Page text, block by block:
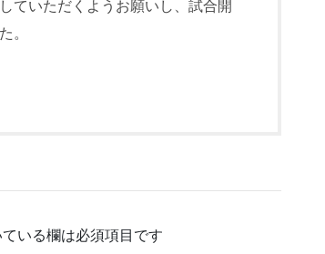
ていただくようお願いし、試合開
。
いる欄は必須項目です